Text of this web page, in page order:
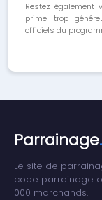
Restez également
prime trop
officiels du
Parrainage
Le site de
code parrainage
000 marchands.